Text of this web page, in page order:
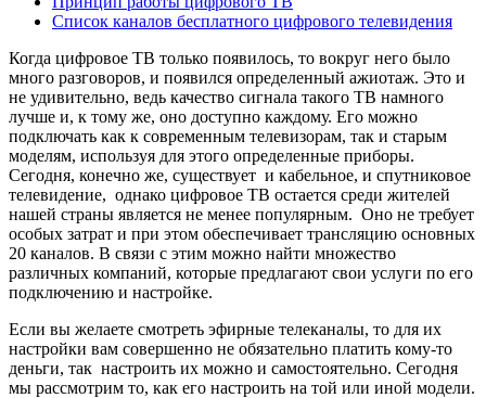
Список каналов бесплатного цифрового телевидения
Когда цифровое ТВ только появилось, то вокруг него было
много разговоров, и появился определенный ажиотаж. Это и
не удивительно, ведь качество сигнала такого ТВ намного
лучше и, к тому же, оно доступно каждому. Его можно
подключать как к современным телевизорам, так и старым
моделям, используя для этого определенные приборы.
Сегодня, конечно же, существует и кабельное, и спутниковое
телевидение, однако цифровое ТВ остается среди жителей
нашей страны является не менее популярным. Оно не требует
особых затрат и при этом обеспечивает трансляцию основных
20 каналов. В связи с этим можно найти множество
различных компаний, которые предлагают свои услуги по его
подключению и настройке.
Если вы желаете смотреть эфирные телеканалы, то для их
настройки вам совершенно не обязательно платить кому-то
деньги, так настроить их можно и самостоятельно. Сегодня
мы рассмотрим то, как его настроить на той или иной модели.